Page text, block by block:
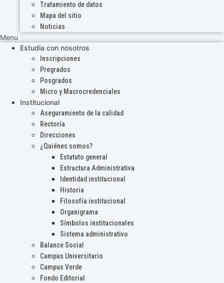
Tratamiento de datos
Mapa del sitio
Noticias
Menu
Estudia con nosotros
Inscripciones
Pregrados
Posgrados
Micro y Macrocredenciales
Institucional
Aseguramiento de la calidad
Rectoría
Direcciones
¿Quiénes somos?
Estatuto general
Estructura Administrativa
Identidad institucional
Historia
Filosofía institucional
Organigrama
Símbolos institucionales
Sistema administrativo
Balance Social
Campus Universitario
Campus Verde
Fondo Editorial